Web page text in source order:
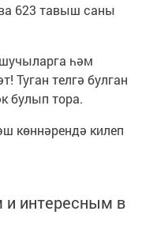
623 тавыш саны
һәм
Туган телгә булган
булып тора.
көннәрендә килеп
интересным в